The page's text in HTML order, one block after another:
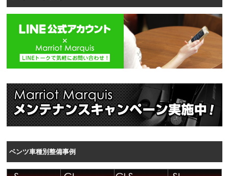
ベンツ車種別整備事例